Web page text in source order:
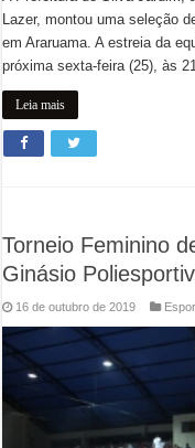
Lazer, montou uma seleção
em Araruama. A estreia da
próxima sexta-feira (25), às
Leia mais
Torneio Feminino
Ginásio
16 de outubro de 2019